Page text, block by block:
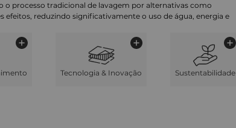
o processo tradicional de lavagem por alternativas como
efeitos, reduzindo significativamente o uso de água, energia e
Tecnologia & Inovação Sustentabilidade